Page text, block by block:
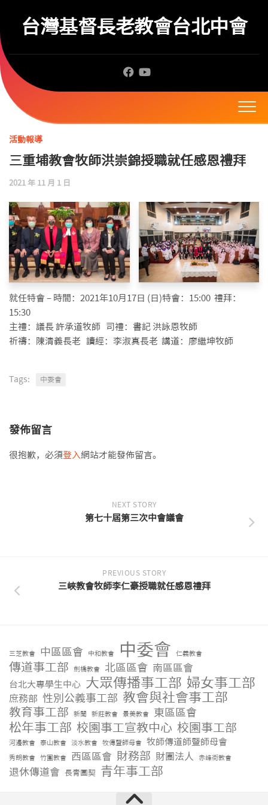
content台灣基督長老教會台北中會
活動報導
三重埔教會牧師洪崇錦授職就任感恩禮拜
2021 年 11 月 1 日
就任特會 – 時間：2021年10月17日 (日)特會：15:00 禮拜：
15:30
主禮：議長 許承道牧師 司禮：書記 洪詠恩牧師
祈禱：陳清義長老 讀經：李淑真長老 講道：廖繼坤牧師
Tags: 中委會
發佈留言
很抱歉，必須登入網站才能發佈留言。
NEXT STORY
第七十屆第三次中會議會
PREVIOUS STORY
三峽教會牧師李仁豪授職就任感恩禮拜
三芝教會 中區區會 中和教會 中委會 仁義教會
傳道事工部 劍橋教會 北區區會 南區區會
台北大專學生中心 大眾傳播事工部 婦女事工部
庶務部 性別公義事工部 教會與社會事工部
教育事工部 新聞 新莊教會 景美教會 東區區會
松年事工部 校園事工宣教中心 校園事工部
河邊教會 泰山教會 淡水教會 牧傳暨師母會 牧師傳道師暨師母會
秀朗教會 竹圍教會 西區區會 財務部 財團法人 赤峰街教會
退休傳道會 長青團契 青年事工部